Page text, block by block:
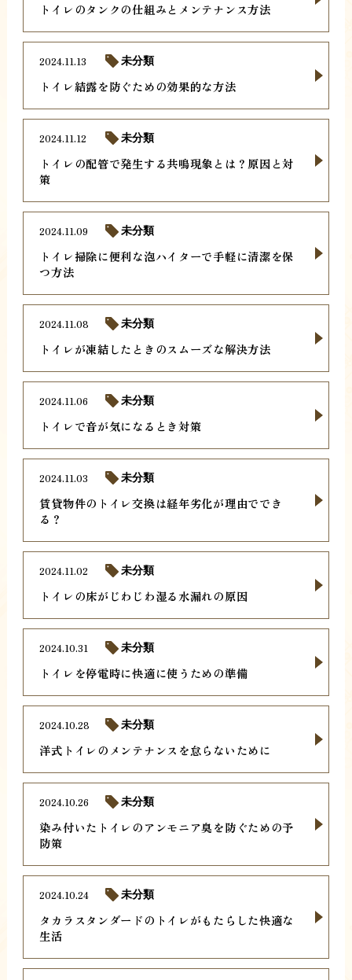
トイレのタンクの仕組みとメンテナンス方法
トイレ結露を防ぐための効果的な方法
2024.11.13 未分類
トイレの配管で発生する共鳴現象とは？原因と対
策
2024.11.12 未分類
トイレ掃除に便利な泡ハイターで手軽に清潔を保
つ方法
2024.11.09 未分類
トイレが凍結したときのスムーズな解決方法
2024.11.08 未分類
トイレで音が気になるとき対策
2024.11.06 未分類
賃貸物件のトイレ交換は経年劣化が理由ででき
る？
2024.11.03 未分類
トイレの床がじわじわ湿る水漏れの原因
2024.11.02 未分類
トイレを停電時に快適に使うための準備
2024.10.31 未分類
洋式トイレのメンテナンスを怠らないために
2024.10.28 未分類
染み付いたトイレのアンモニア臭を防ぐための予
防策
2024.10.26 未分類
タカラスタンダードのトイレがもたらした快適な
生活
2024.10.24 未分類